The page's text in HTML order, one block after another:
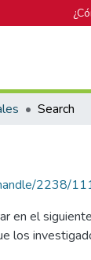
Search
2238/
en el
los